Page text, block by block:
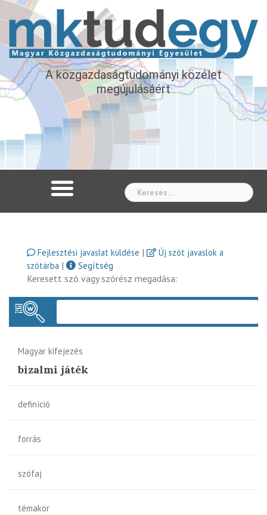
A közgazdaságtudományi közélet
megújulásáért
Fejlesztési javaslat küldése |
Új szót javaslok a
szótárba |
Segítség
Keresett szó vagy szórész megadása:
Magyar kifejezés
bizalmi játék
definíció
forrás
szófaj
témakör